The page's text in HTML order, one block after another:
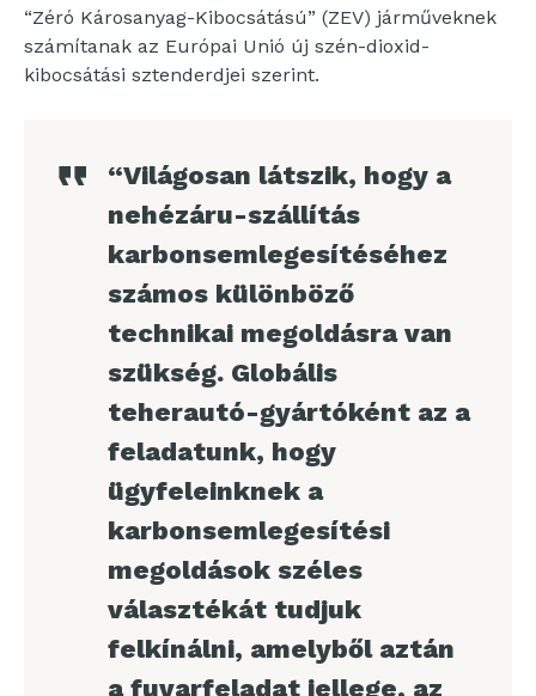
“Zéró Károsanyag-Kibocsátású” (ZEV) járműveknek
számítanak az Európai Unió új szén-dioxid-
kibocsátási sztenderdjei szerint.
“Világosan látszik, hogy a
nehézáru-szállítás
karbonsemlegesítéséhez
számos különböző
technikai megoldásra van
szükség. Globális
teherautó-gyártóként az a
feladatunk, hogy
ügyfeleinknek a
karbonsemlegesítési
megoldások széles
választékát tudjuk
felkínálni, amelyből aztán
a fuvarfeladat jellege, az